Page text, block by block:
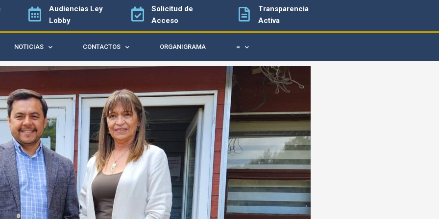
Audiencias Ley
Lobby
Solicitud de
Acceso
Transparencia
Activa
NOTICIAS CONTACTOS ORGANIGRAMA =